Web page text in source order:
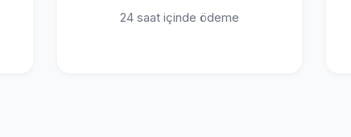
24 saat içinde ödeme